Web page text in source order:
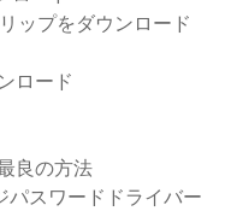
ップをダウンロード
ロード
良の方法
パスワードドライバー